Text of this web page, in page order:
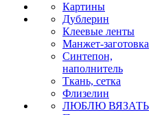
Картины
Дублерин
Клеевые ленты
Манжет-заготовка
Синтепон,
наполнитель
Ткань, сетка
Флизелин
ЛЮБЛЮ ВЯЗАТЬ